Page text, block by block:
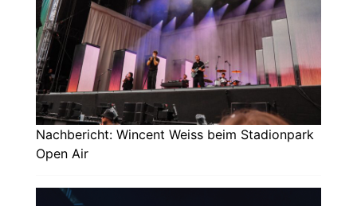
Nachbericht: Wincent Weiss beim Stadionpark
Open Air